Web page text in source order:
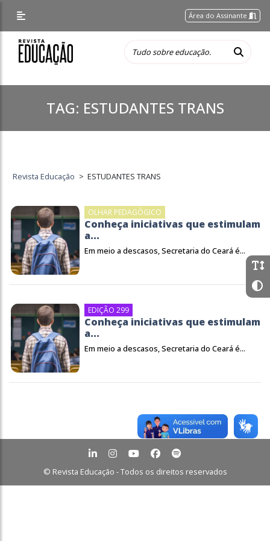
Área do Assinante
TAG: ESTUDANTES TRANS
Revista Educação > ESTUDANTES TRANS
OLHAR PEDAGÓGICO
Conheça iniciativas que estimulam
a...
Em meio a descasos, Secretaria do Ceará é...
EDIÇÃO 299
Conheça iniciativas que estimulam
a...
Em meio a descasos, Secretaria do Ceará é...
© Revista Educação - Todos os direitos reservados